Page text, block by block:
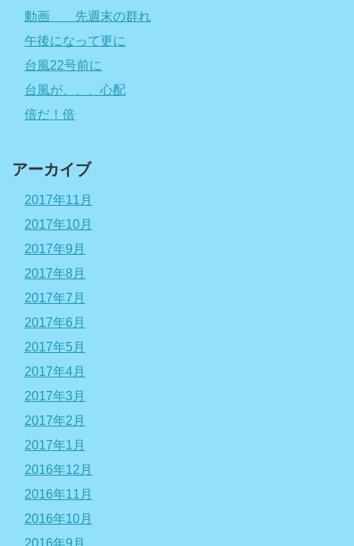
動画 先週末の群れ
午後になって更に
台風22号前に
台風が、、、心配
倍だ！倍
アーカイブ
2017年11月
2017年10月
2017年9月
2017年8月
2017年7月
2017年6月
2017年5月
2017年4月
2017年3月
2017年2月
2017年1月
2016年12月
2016年11月
2016年10月
2016年9月